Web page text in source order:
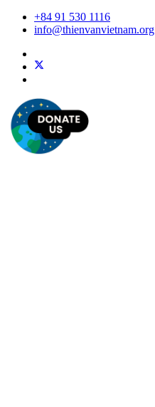
+84 91 530 1116
info@thienvanvietnam.org